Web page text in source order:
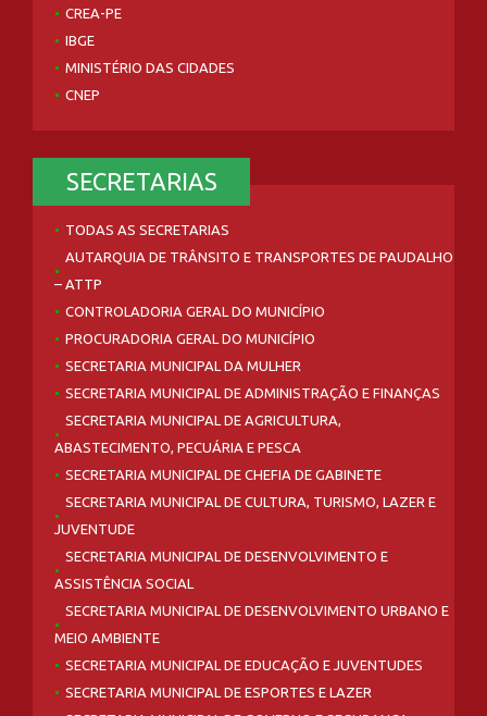
CREA-PE
IBGE
MINISTÉRIO DAS CIDADES
CNEP
SECRETARIAS
TODAS AS SECRETARIAS
AUTARQUIA DE TRÂNSITO E TRANSPORTES DE PAUDALHO
– ATTP
CONTROLADORIA GERAL DO MUNICÍPIO
PROCURADORIA GERAL DO MUNICÍPIO
SECRETARIA MUNICIPAL DA MULHER
SECRETARIA MUNICIPAL DE ADMINISTRAÇÃO E FINANÇAS
SECRETARIA MUNICIPAL DE AGRICULTURA,
ABASTECIMENTO, PECUÁRIA E PESCA
SECRETARIA MUNICIPAL DE CHEFIA DE GABINETE
SECRETARIA MUNICIPAL DE CULTURA, TURISMO, LAZER E
JUVENTUDE
SECRETARIA MUNICIPAL DE DESENVOLVIMENTO E
ASSISTÊNCIA SOCIAL
SECRETARIA MUNICIPAL DE DESENVOLVIMENTO URBANO E
MEIO AMBIENTE
SECRETARIA MUNICIPAL DE EDUCAÇÃO E JUVENTUDES
SECRETARIA MUNICIPAL DE ESPORTES E LAZER